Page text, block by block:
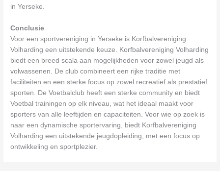
in Yerseke.
Conclusie
Voor een sportvereniging in Yerseke is Korfbalvereniging
Volharding een uitstekende keuze. Korfbalvereniging Volharding
biedt een breed scala aan mogelijkheden voor zowel jeugd als
volwassenen. De club combineert een rijke traditie met
faciliteiten en een sterke focus op zowel recreatief als prestatief
sporten. De Voetbalclub heeft een sterke community en biedt
Voetbal trainingen op elk niveau, wat het ideaal maakt voor
sporters van alle leeftijden en capaciteiten. Voor wie op zoek is
naar een dynamische sportervaring, biedt Korfbalvereniging
Volharding een uitstekende jeugdopleiding, met een focus op
ontwikkeling en sportplezier.